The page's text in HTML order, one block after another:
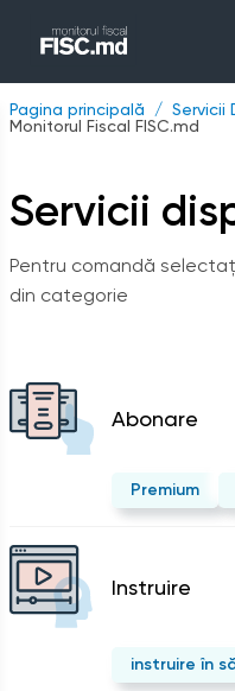
Pagina principală Servicii
Monitorul Fiscal FISC.md
Servicii
Pentru comandă
din categorie
Abonare
Premium
Instruire
instruire în